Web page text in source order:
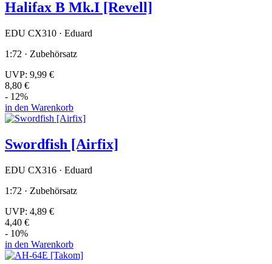
Halifax B Mk.I [Revell]
EDU CX310 · Eduard
1:72 · Zubehörsatz
UVP: 9,99 €
8,80 €
- 12%
in den Warenkorb
Swordfish [Airfix]
EDU CX316 · Eduard
1:72 · Zubehörsatz
UVP: 4,89 €
4,40 €
- 10%
in den Warenkorb